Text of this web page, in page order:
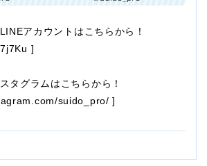
アカウントはこちらから！
]
タグラムはこちらから！
suido_pro/ ]